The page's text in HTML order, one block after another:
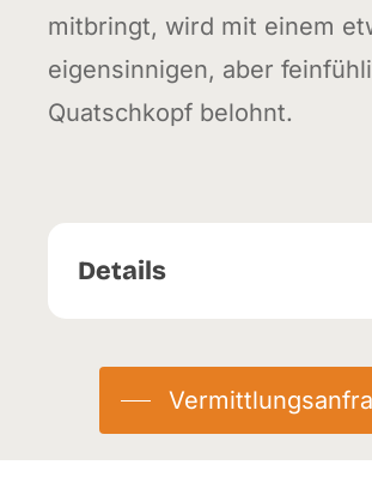
mitbringt, wird mit einem
eigensinnigen, aber
Quatschkopf belohnt.
Details
Herkunft: Abgabe
Eingetroffen:30.06.2025